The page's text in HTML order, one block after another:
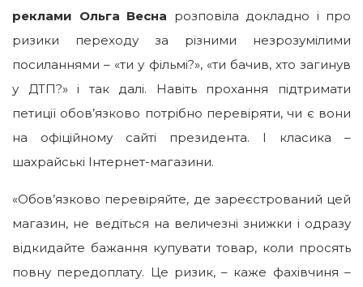
реклами Ольга Весна розповіла докладно і про
ризики переходу за різними незрозумілими
посиланнями – «ти у фільмі?», «ти бачив, хто загинув
у ДТП?» і так далі. Навіть прохання підтримати
петиції обов’язково потрібно перевіряти, чи є вони
на офіційному сайті президента. І класика –
шахрайські Інтернет-магазини.
«Обов’язково перевіряйте, де зареєстрований цей
магазин, не ведіться на величезні знижки і одразу
відкидайте бажання купувати товар, коли просять
повну передоплату. Це ризик, – каже фахівчиня –